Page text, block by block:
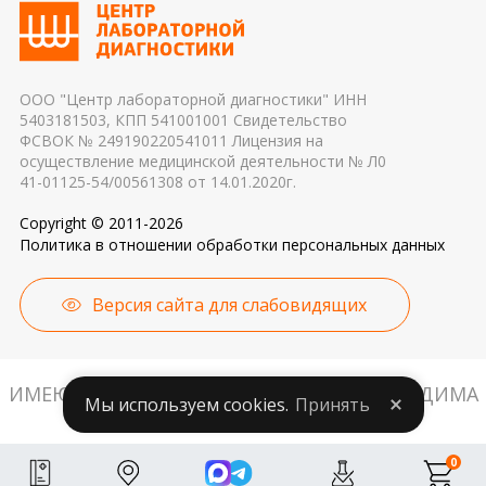
применяемые реагенты также могут стать
причиной погрешности в результатах
ООО "Центр лабораторной диагностики" ИНН
5403181503, КПП 541001001 Свидетельство
ФСВОК № 249190220541011 Лицензия на
осуществление медицинской деятельности № Л0
41-01125-54/00561308 от 14.01.2020г.
Copyright © 2011-2026
Политика в отношении обработки персональных данных
Версия сайта для слабовидящих
ИМЕЮТСЯ ПРОТИВОПОКАЗАНИЯ. НЕОБХОДИМА
КОНСУЛЬТАЦИЯ СПЕЦИАЛИСТА.
0
Мы используем cookies. Принять